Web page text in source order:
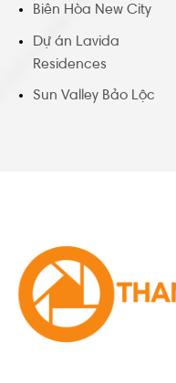
Biên Hòa New City
Dự án Lavida
Residences
Sun Valley Bảo Lộc